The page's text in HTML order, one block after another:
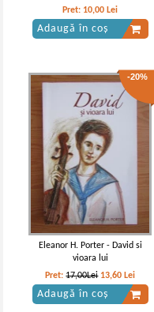
Thomas Mann - Casa Buddenbrook,
volumul 2. Declinul unei familii
IN STOC
Pret: 10,00Lei 6,50
Adaugă în coș
Pret: 10,00 Lei
Adaugă în coș
-20%
Eleanor H. Porter - David si
vioara lui
Pret:17,00Lei 13,60 Lei
Adaugă în coș